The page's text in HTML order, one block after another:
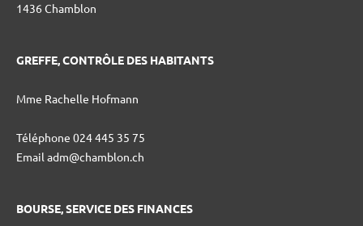
1436 Chamblon
GREFFE, CONTRÔLE DES HABITANTS
Mme Rachelle Hofmann
Téléphone 024 445 35 75
Email adm@chamblon.ch
BOURSE, SERVICE DES FINANCES